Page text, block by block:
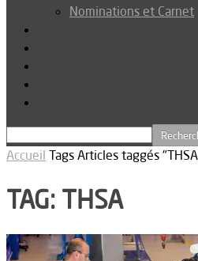
Nominations et Carnet
Accueil Tags Articles taggés
TAG: THSA